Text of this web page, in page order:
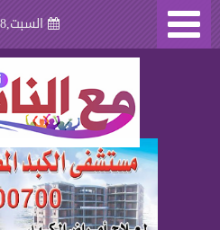
السبت,08 أغسطس 2026